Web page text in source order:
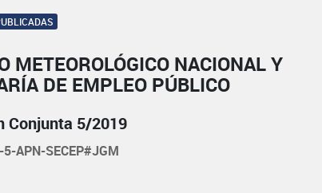
METEOROLÓGICO NACIONAL Y
DE EMPLEO PÚBLICO
Conjunta 5/2019
APN-SECEP#JGM